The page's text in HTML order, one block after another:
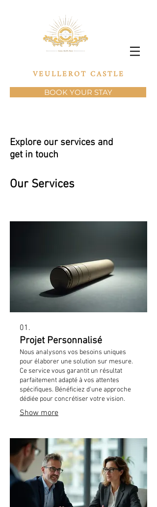
VEULLEROT CASTLE
BOOK YOUR STAY
Explore our services and
get in touch
Our Services
01.
Projet Personnalisé
Nous analysons vos besoins uniques
pour élaborer une solution sur mesure.
Ce service vous garantit un résultat
parfaitement adapté à vos attentes
spécifiques. Bénéficiez d'une approche
dédiée pour concrétiser votre vision.
Show more